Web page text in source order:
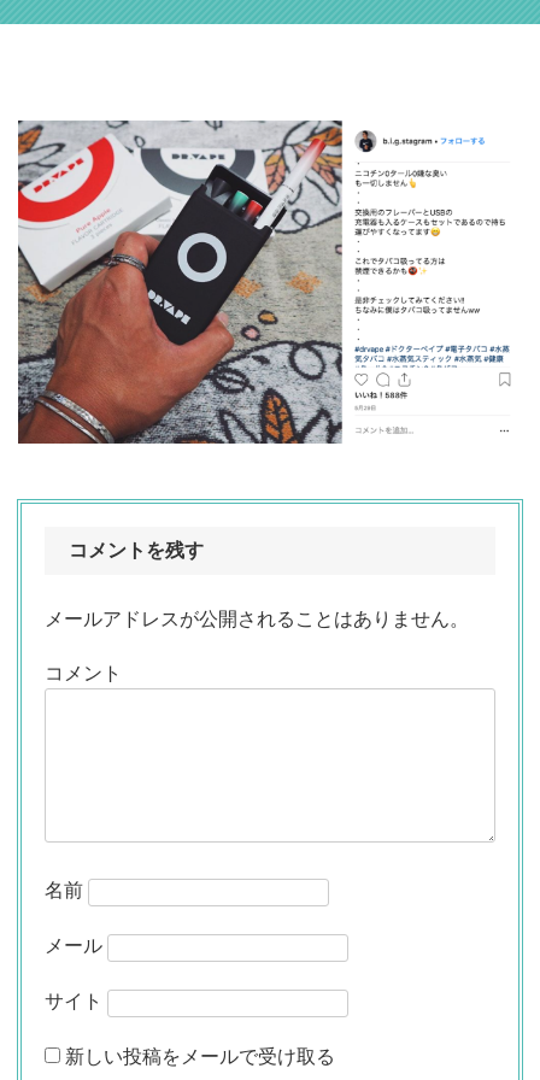
コメントを残す
メールアドレスが公開されることはありません。
コメント
名前
メール
サイト
新しい投稿をメールで受け取る